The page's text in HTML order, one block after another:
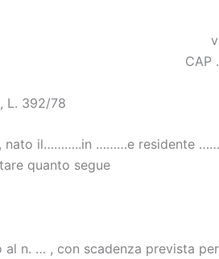
L. 392/78
nato il………..in ………e residente
quanto segue
n. … , con scadenza prevista